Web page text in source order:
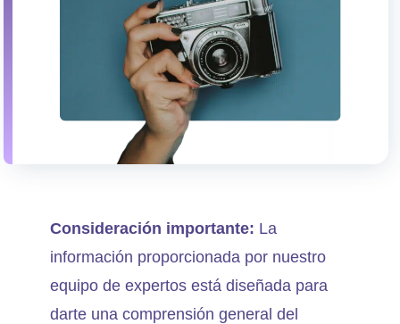
Consideración importante: La
información proporcionada por nuestro
equipo de expertos está diseñada para
darte una comprensión general del